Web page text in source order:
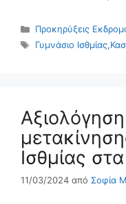
Κατηγορίες
Προκηρύξεις
Ετικέτες
Γυμνάσιο Ισθμίας,
Ισθμίας
11/03/2024 από Σοφία